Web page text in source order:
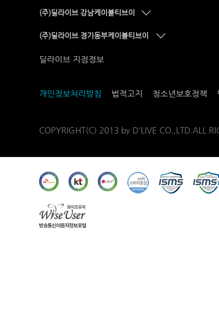
(주)딜라이브 강남케이블티브이
(주)딜라이브 경기동부케이블티브이
딜라이브 지점정보
개인정보처리방침 법적고지 청소년보호정책
COPYRIGHT(C) 2013 by D'LIVE CO.,LTD.ALL